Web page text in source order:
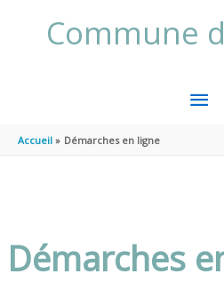
Commune
MENU
Accueil Démarches en ligne
Démarches